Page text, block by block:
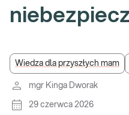
Wiedza dla przyszłych mam
mgr Kinga Dworak
29 czerwca 2026